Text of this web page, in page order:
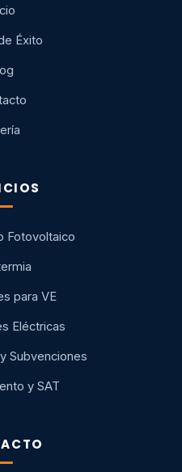
Éxito
Fotovoltaico
para VE
Eléctricas
Subvenciones
y SAT